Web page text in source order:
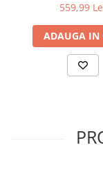
559,99
ADAUGA IN